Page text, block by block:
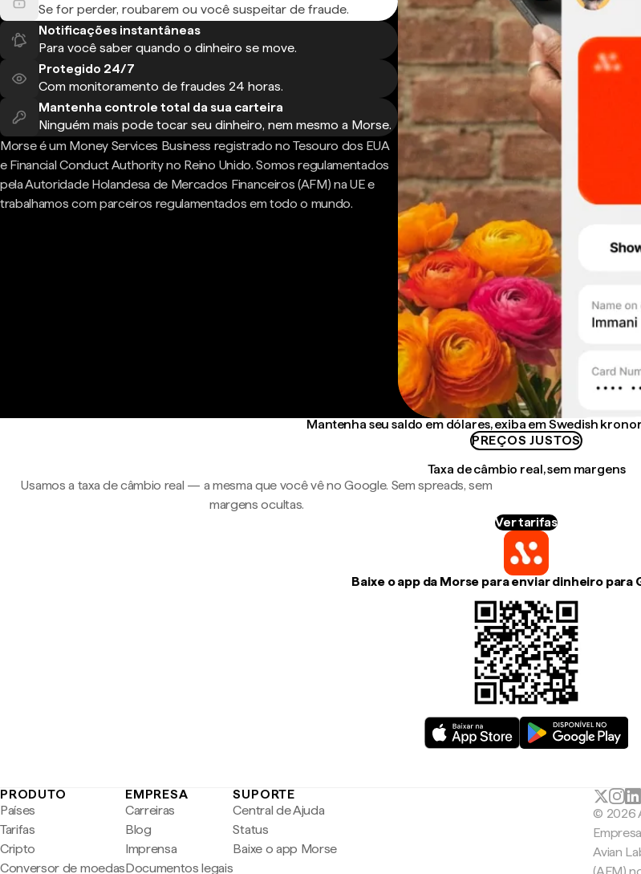
Se for perder, roubarem ou você suspeitar de fraude.
Notificações instantâneas
Para você saber quando o dinheiro se move.
Protegido 24/7
Com monitoramento de fraudes 24 horas.
Mantenha controle total da sua carteira
Ninguém mais pode tocar seu dinheiro, nem mesmo a Morse.
Morse é um Money Services Business registrado no Tesouro dos EUA
e Financial Conduct Authority no Reino Unido. Somos regulamentados
pela Autoridade Holandesa de Mercados Financeiros (AFM) na UE e
trabalhamos com parceiros regulamentados em todo o mundo.
Mantenha seu saldo em dólares, exiba em Swedish
PREÇOS JUSTOS
Taxa de câmbio real, sem margens
Usamos a taxa de câmbio real — a mesma que você vê no Google. Sem spreads, sem
margens ocultas.
Ver tarifas
Baixe o app da Morse para enviar dinheiro para
PRODUTO
Países
Tarifas
Cripto
Conversor de moedas
EMPRESA
Carreiras
Blog
Imprensa
Documentos legais
SUPORTE
Central de Ajuda
Status
Baixe o app Morse
© 2026
Avian